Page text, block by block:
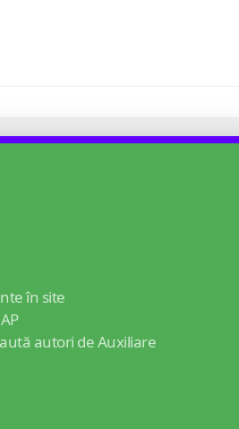
în site
autori de Auxiliare